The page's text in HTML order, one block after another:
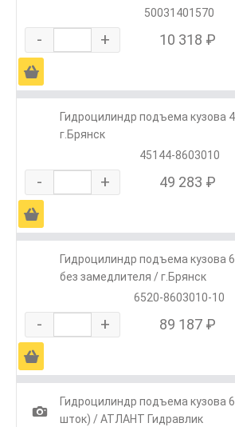
50031401570
- + 10 318 ₽
Ä
Гидроцилиндр подъема кузова
г.Брянск
45144-8603010
- + 49 283 ₽
Ä
Гидроцилиндр подъема кузова
без замедлителя / г.Брянск
6520-8603010-10
- + 89 187 ₽
Ä
1
Гидроцилиндр подъема кузова
шток) / АТЛАНТ Гидравлик